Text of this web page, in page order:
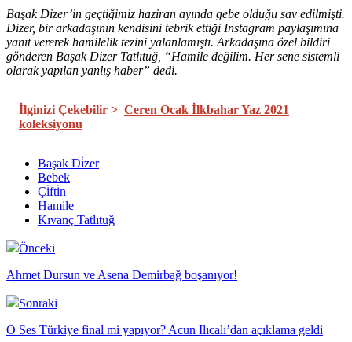
Başak Dizer’in geçtiğimiz haziran ayında gebe olduğu sav edilmişti.
Dizer, bir arkadaşının kendisini tebrik ettiği Instagram paylaşımına
yanıt vererek hamilelik tezini yalanlamıştı. Arkadaşına özel bildiri
gönderen Başak Dizer Tatlıtuğ, “Hamile değilim. Her sene sistemli
olarak yapılan yanlış haber” dedi.
İlginizi Çekebilir > Ceren Ocak İlkbahar Yaz 2021
koleksiyonu
Başak Di̇zer
Bebek
Çi̇fti̇n
Hamile
Kıvanç Tatlıtuğ
Önceki
Ahmet Dursun ve Asena Demirbağ boşanıyor!
Sonraki
O Ses Türkiye final mi yapıyor? Acun Ilıcalı’dan açıklama geldi